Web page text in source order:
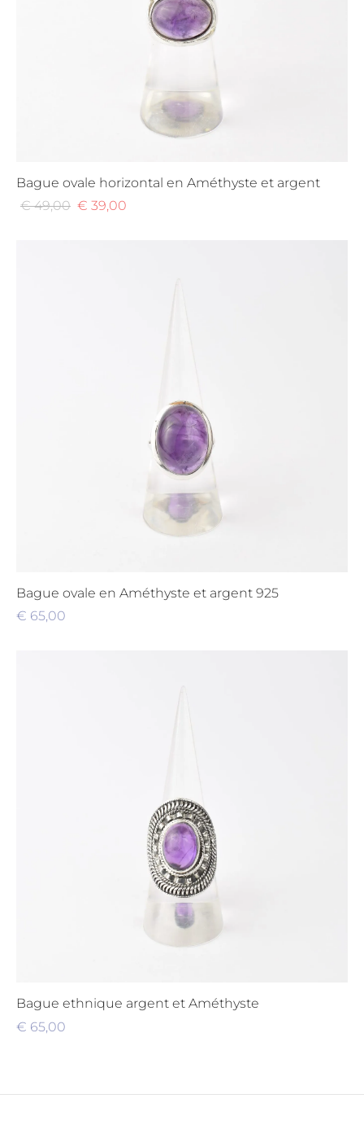
Bague ovale horizontal en Améthyste et argent
€49,00
Le
€ 39,00
Le
Bague ovale en Améthyste et argent 925
€ 65,00
Bague ethnique argent et Améthyste
€ 65,00